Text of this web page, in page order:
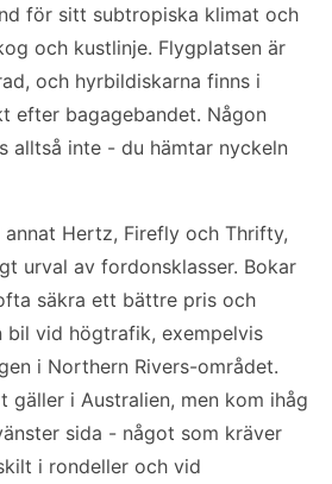
för sitt subtropiska klimat och
och kustlinje. Flygplatsen är
och hyrbildiskarna finns i
efter bagagebandet. Någon
alltså inte - du hämtar nyckeln
Hertz, Firefly och Thrifty,
urval av fordonsklasser. Bokar
säkra ett bättre pris och
bil vid högtrafik, exempelvis
i Northern Rivers-området.
gäller i Australien, men kom ihåg
sida - något som kräver
i rondeller och vid